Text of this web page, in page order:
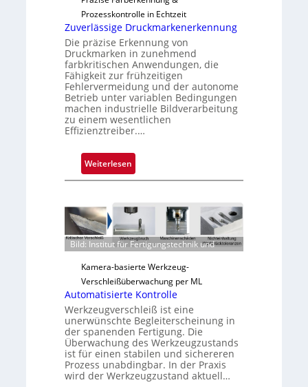
Prozesskontrolle in Echtzeit
Zuverlässige Druckmarkenerkennung
Die präzise Erkennung von
Druckmarken in zunehmend
farbkritischen Anwendungen, die
Fähigkeit zur frühzeitigen
Fehlervermeidung und der autonome
Betrieb unter variablen Bedingungen
machen industrielle Bildverarbeitung
zu einem wesentlichen
Effizienztreiber.…
Weiterlesen
Z
v
r
l
ä
s
s
i
g
e
D
r
u
Bild: Institut für Fertigungstechnik und
Kamera-basierte Werkzeug-
Verschleißüberwachung per ML
Automatisierte Kontrolle
Werkzeugverschleiß ist eine
unerwünschte Begleiterscheinung in
der spanenden Fertigung. Die
Überwachung des Werkzeugzustands
ist für einen stabilen und sichereren
Prozess unabdingbar. In der Praxis
wird der Werkzeugzustand aktuell…